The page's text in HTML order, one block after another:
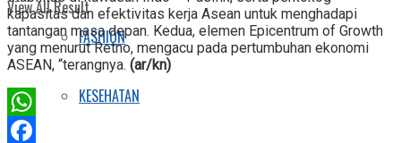
View All Result
FASHION
KESEHATAN
kapasitas dan efektivitas kerja Asean untuk menghadapi
tantangan masa depan. Kedua, elemen Epicentrum of Growth
yang menurut Retno, mengacu pada pertumbuhan ekonomi
ASEAN, “terangnya. (ar/kn)
WhatsApp